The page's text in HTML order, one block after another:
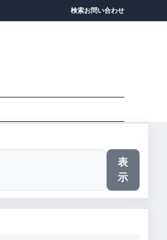
検索お問い合わせ
表
示